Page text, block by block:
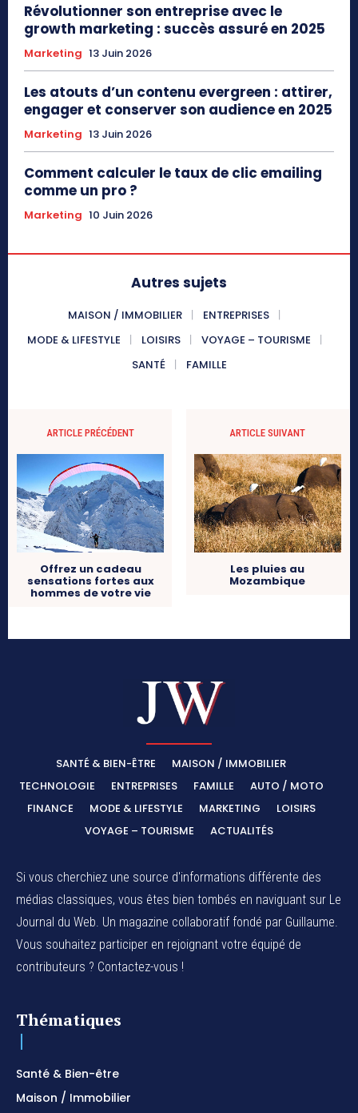
Révolutionner son entreprise avec le
growth marketing : succès assuré en 2025
Marketing 13 Juin 2026
Les atouts d’un contenu evergreen : attirer,
engager et conserver son audience en 2025
Marketing 13 Juin 2026
Comment calculer le taux de clic emailing
comme un pro ?
Marketing 10 Juin 2026
Autres sujets
MAISON / IMMOBILIER
ENTREPRISES
MODE & LIFESTYLE
LOISIRS
VOYAGE – TOURISME
SANTÉ
FAMILLE
ARTICLE PRÉCÉDENT
Offrez un cadeau
sensations fortes aux
hommes de votre vie
ARTICLE SUIVANT
Les pluies au
Mozambique
SANTÉ & BIEN-ÊTRE
MAISON / IMMOBILIER
TECHNOLOGIE
ENTREPRISES FAMILLE
AUTO / MOTO
FINANCE
MODE & LIFESTYLE MARKETING
LOISIRS
VOYAGE – TOURISME
ACTUALITÉS
Si vous cherchiez une source d'informations différente des
médias classiques, vous êtes bien tombés en naviguant sur Le
Journal du Web. Un magazine collaboratif fondé par Guillaume.
Vous souhaitez participer en rejoignant votre équipé de
contributeurs ? Contactez-vous !
Thématiques
Santé & Bien-être
Maison / Immobilier